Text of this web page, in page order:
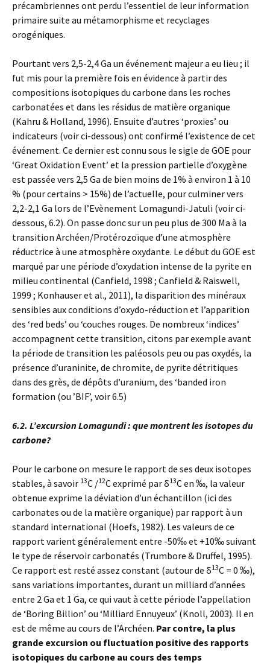
précambriennes ont perdu l’essentiel de leur information
primaire suite au métamorphisme et recyclages
orogéniques.
Pourtant vers 2,5-2,4 Ga un événement majeur a eu lieu ; il
fut mis pour la première fois en évidence à partir des
compositions isotopiques du carbone dans les roches
carbonatées et dans les résidus de matière organique
(Kahru & Holland, 1996). Ensuite d’autres ‘proxies’ ou
indicateurs (voir ci-dessous) ont confirmé l’existence de cet
événement. Ce dernier est connu sous le sigle de GOE pour
‘Great Oxidation Event’ et la pression partielle d’oxygène
est passée vers 2,5 Ga de bien moins de 1% à environ 1 à 10
% (pour certains > 15%) de l’actuelle, pour culminer vers
2,2-2,1 Ga lors de l’Evènement Lomagundi-Jatuli (voir ci-
dessous, 6.2). On passe donc sur un peu plus de 300 Ma à la
transition Archéen/Protérozoïque d’une atmosphère
réductrice à une atmosphère oxydante. Le début du GOE est
marqué par une période d’oxydation intense de la pyrite en
milieu continental (Canfield, 1998 ; Canfield & Raiswell,
1999 ; Konhauser et al., 2011), la disparition des minéraux
sensibles aux conditions d’oxydo-réduction et l’apparition
des ‘red beds’ ou ‘couches rouges. De nombreux ‘indices’
accompagnent cette transition, citons par exemple avant
la période de transition les paléosols peu ou pas oxydés, la
présence d’uraninite, de chromite, de pyrite détritiques
dans des grès, de dépôts d’uranium, des ‘banded iron
formation (ou ’BIF’, voir 6.5)
6.2. L’excursion Lomagundi : que montrent les isotopes du
carbone?
Pour le carbone on mesure le rapport de ses deux isotopes
stables, à savoir 13C /12C exprimé par δ13C en ‰, la valeur
obtenue exprime la déviation d’un échantillon (ici des
carbonates ou de la matière organique) par rapport à un
standard international (Hoefs, 1982). Les valeurs de ce
rapport varient généralement entre -50‰ et +10‰ suivant
le type de réservoir carbonatés (Trumbore & Druffel, 1995).
Ce rapport est resté assez constant (autour de δ13C = 0 ‰),
sans variations importantes, durant un milliard d’années
entre 2 Ga et 1 Ga, ce qui vaut à cette période l’appellation
de ‘Boring Billion’ ou ‘Milliard Ennuyeux’ (Knoll, 2003). Il en
est de même au cours de l’Archéen. Par contre, la plus
grande excursion ou fluctuation positive des rapports
isotopiques du carbone au cours des temps